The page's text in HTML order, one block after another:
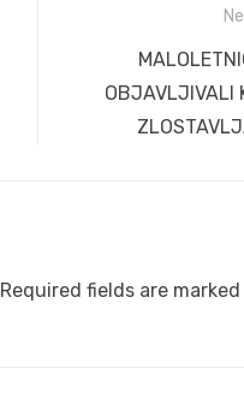
post:
OBJAVLJIVALI
Required fields are marked